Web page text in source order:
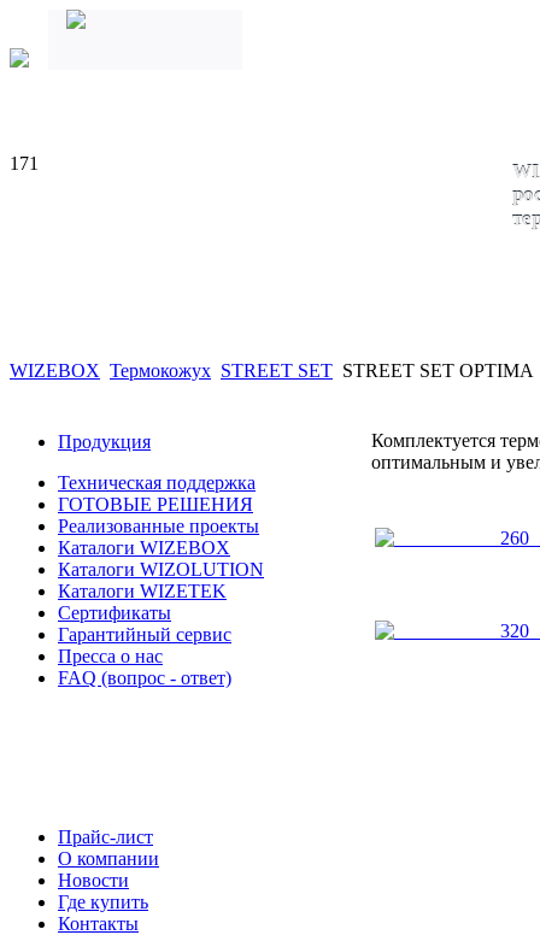
171
WIZEBOX Термокожух STREET SET STREET SET OPTIMA
Продукция
Техническая поддержка
ГОТОВЫЕ РЕШЕНИЯ
Реализованные проекты
Каталоги WIZEBOX
Каталоги WIZOLUTION
Каталоги WIZETEK
Сертификаты
Гарантийный сервис
Пресса о нас
FAQ (вопрос - ответ)
Комплектуется
оптимальным и
Прайс-лист
О компании
Новости
Где купить
Контакты